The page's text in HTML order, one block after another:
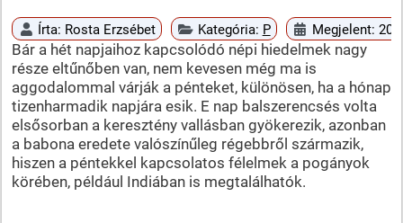
Írta: Rosta Erzsébet Kategória: P Megjelent:
Bár a hét napjaihoz kapcsolódó népi hiedelmek nagy
része eltűnőben van, nem kevesen még ma is
aggodalommal várják a pénteket, különösen, ha a hónap
tizenharmadik napjára esik. E nap balszerencsés volta
elsősorban a keresztény vallásban gyökerezik, azonban
a babona eredete valószínűleg régebbről származik,
hiszen a péntekkel kapcsolatos félelmek a pogányok
körében, például Indiában is megtalálhatók.